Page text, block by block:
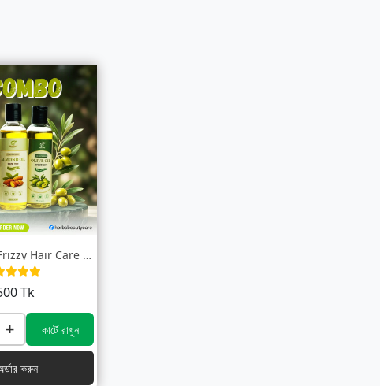
Herbs Dry & Frizzy Hair Care Combo P...
Tk
+ কার্টে রাখুন
করুন